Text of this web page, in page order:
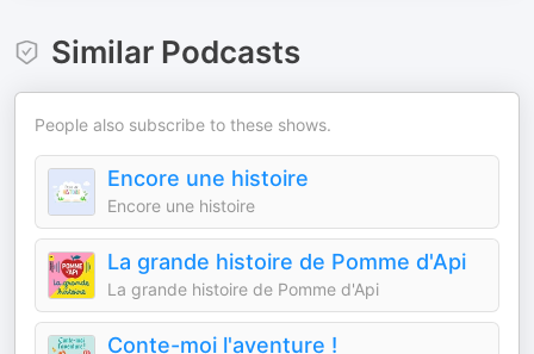
Similar Podcasts
People also subscribe to these shows.
Encore une histoire
Encore une histoire
La grande histoire de Pomme d'Api
La grande histoire de Pomme d'Api
Conte-moi l'aventure !